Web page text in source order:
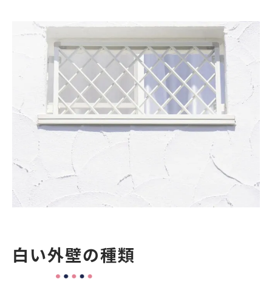
白を選ぶときにおすすめの塗料
フッ素塗料
光触媒塗料（チタニアGT）
遮熱塗料
白い外壁に合うデザイン・テイスト
まとめ
白い外壁の種類